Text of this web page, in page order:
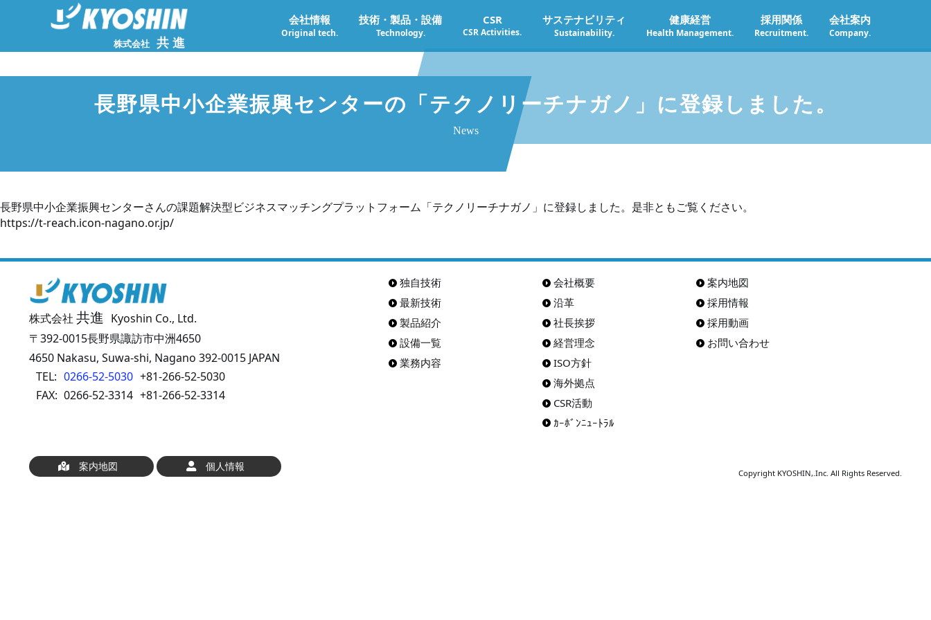
株式会社 共進
会社情報
Original tech.
技術・製品・設備
Technology.
CSR
CSR Activities.
サステナビリティ
Sustainability.
健康経営
Health Management.
採用関係
Recruitment.
会社案内
Company.
長野県中小企業振興センターの「テクノリーチナガノ」に登録しました。
News
長野県中小企業振興センターさんの課題解決型ビジネスマッチングプラットフォーム「テクノリーチナガノ」に登録しました。是非ともご覧ください。
https://t-reach.icon-nagano.or.jp/
株式会社共進 Kyoshin Co., Ltd.
〒392-0015長野県諏訪市中洲4650
4650 Nakasu, Suwa-shi, Nagano 392-0015 JAPAN
TEL: 0266-52-5030 +81-266-52-5030
FAX: 0266-52-3314 +81-266-52-3314
独自技術
最新技術
製品紹介
設備一覧
業務内容
会社概要
沿革
社長挨拶
経営理念
ISO方針
海外拠点
CSR活動
ｶｰﾎﾞﾝﾆｭｰﾄﾗﾙ
案内地図
採用情報
採用動画
お問い合わせ
案内地図 個人情報
Copyright KYOSHIN,.Inc. All Rights Reserved.